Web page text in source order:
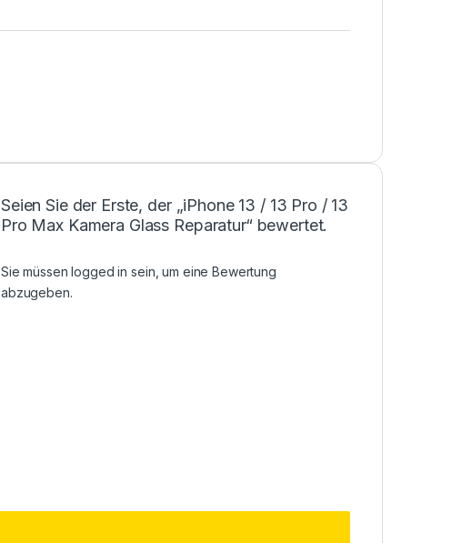
Seien Sie der Erste, der „iPhone 13 / 13 Pro / 13
Pro Max Kamera Glass Reparatur“ bewertet.
Sie müssenlogged in sein, um eine Bewertung
abzugeben.